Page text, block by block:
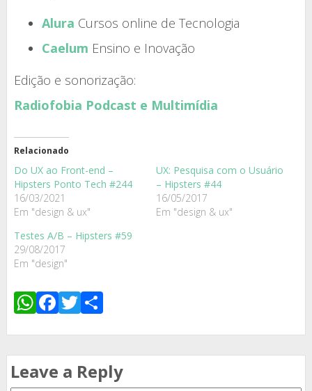
Alura Cursos online de Tecnologia
Caelum Ensino e Inovação
Edição e sonorização:
Radiofobia Podcast e Multimídia
Relacionado
Do UX ao Front-end –
Hipsters Ponto Tech #244
16/03/2021
Em "design & ux"
UX: Pesquisa com o Usuário
– Hipsters #44
16/05/2017
Em "design & ux"
Testes A/B – Hipsters #59
29/08/2017
Em "design"
WhatsApp
Facebook
Twitter
Leave a Reply